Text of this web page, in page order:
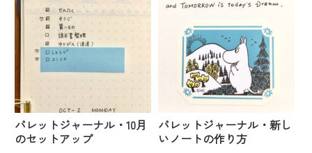
バレットジャーナル・10月
のセットアップ
バレットジャーナル・新し
いノートの作り方